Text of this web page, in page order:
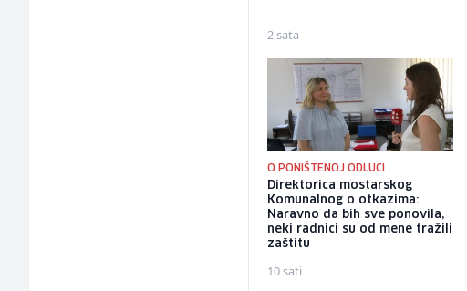
2 sata
O PONIŠTENOJ ODLUCI
Direktorica mostarskog
Komunalnog o otkazima:
Naravno da bih sve ponovila,
neki radnici su od mene tražili
zaštitu
10 sati